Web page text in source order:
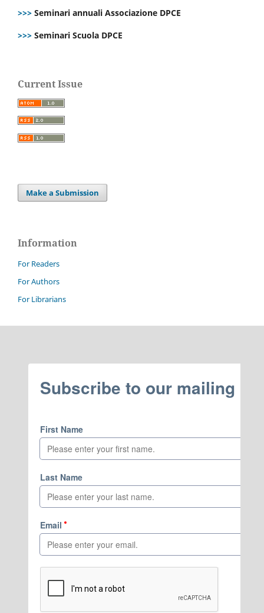
>>> Seminari annuali Associazione DPCE
>>> Seminari Scuola DPCE
Current Issue
Make a Submission
Information
For Readers
For Authors
For Librarians